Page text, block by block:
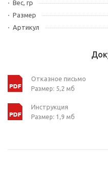
Вес, гр
Размер
Артикул
Отказное письмо
Размер: 5,2 мб
Инструкция
Размер: 1,9 мб